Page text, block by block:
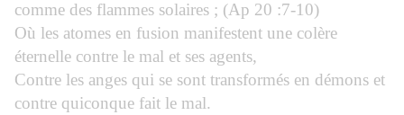
comme des flammes solaires ; (Ap 20 :7-10)
Où les atomes en fusion manifestent une colère
éternelle contre le mal et ses agents,
Contre les anges qui se sont transformés en démons et
contre quiconque fait le mal.